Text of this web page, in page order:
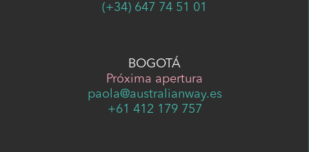
(+34) 647 74 51 01
BOGOTÁ
Próxima apertura
paola@australianway.es
+61 412 179 757